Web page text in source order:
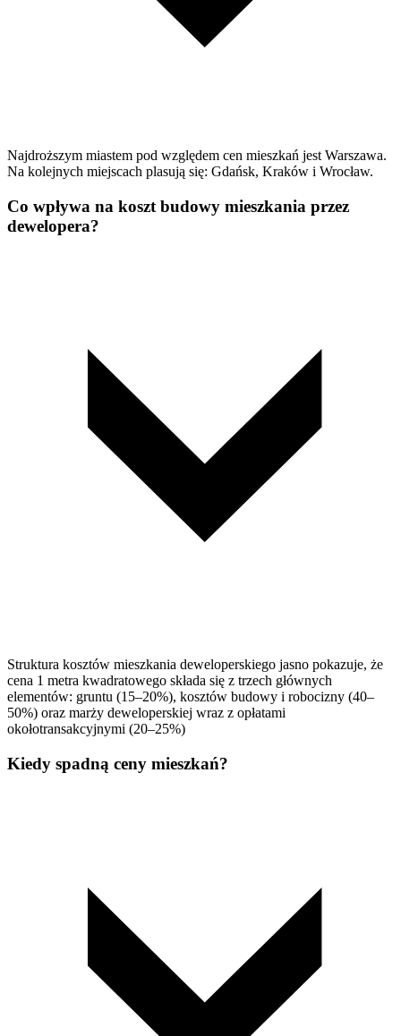
Najdroższym miastem pod względem cen mieszkań jest Warszawa.
Na kolejnych miejscach plasują się: Gdańsk, Kraków i Wrocław.
Co wpływa na koszt budowy mieszkania przez
dewelopera?
Struktura kosztów mieszkania deweloperskiego jasno pokazuje, że
cena 1 metra kwadratowego składa się z trzech głównych
elementów: gruntu (15–20%), kosztów budowy i robocizny (40–
50%) oraz marży deweloperskiej wraz z opłatami
okołotransakcyjnymi (20–25%)
Kiedy spadną ceny mieszkań?